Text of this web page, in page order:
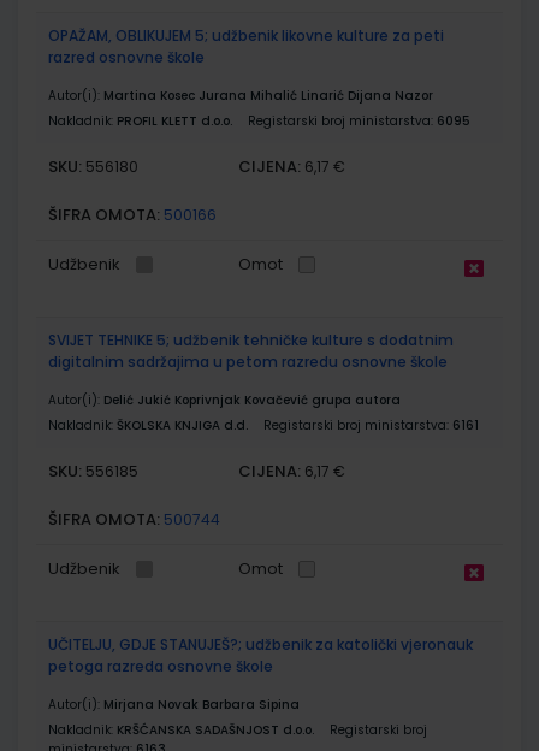
OPAŽAM, OBLIKUJEM 5; udžbenik likovne kulture za peti
razred osnovne škole
Autor(i): Martina Kosec Jurana Mihalić Linarić Dijana Nazor
Nakladnik: PROFIL KLETT d.o.o. Registarski broj ministarstva: 6095
SKU: 556180 CIJENA: 6,17 €
ŠIFRA OMOTA: 500166
Udžbenik Omot
SVIJET TEHNIKE 5; udžbenik tehničke kulture s dodatnim
digitalnim sadržajima u petom razredu osnovne škole
Autor(i): Delić Jukić Koprivnjak Kovačević grupa autora
Nakladnik: ŠKOLSKA KNJIGA d.d. Registarski broj ministarstva: 6161
SKU: 556185 CIJENA: 6,17 €
ŠIFRA OMOTA: 500744
Udžbenik Omot
UČITELJU, GDJE STANUJEŠ?; udžbenik za katolički vjeronauk
petoga razreda osnovne škole
Autor(i): Mirjana Novak Barbara Sipina
Nakladnik: KRŠĆANSKA SADAŠNJOST d.o.o.
Registarski broj